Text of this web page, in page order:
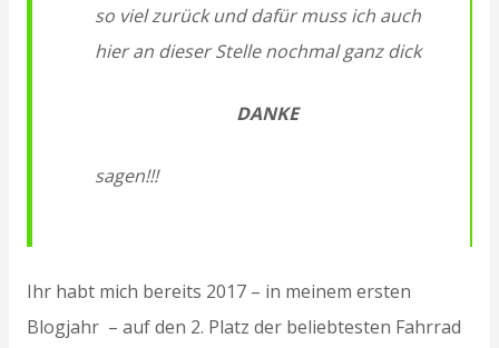
so viel zurück und dafür muss ich auch
hier an dieser Stelle nochmal ganz dick
DANKE
sagen!!!
Ihr habt mich bereits 2017 – in meinem ersten
Blogjahr – auf den 2. Platz der beliebtesten Fahrrad